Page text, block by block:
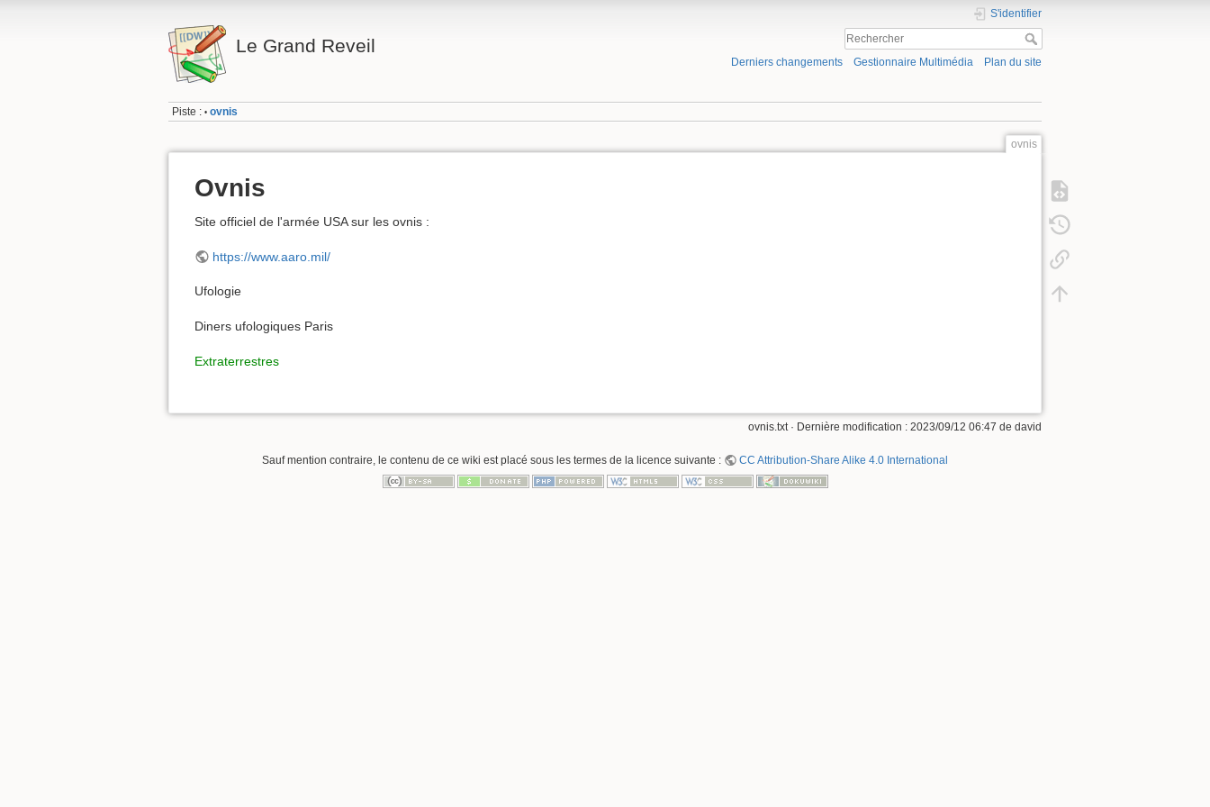
Le Grand Reveil
S'identifier
Derniers changements Gestionnaire Multimédia Plan du site
Piste : • ovnis
ovnis
Ovnis
Site officiel de l'armée USA sur les ovnis :
https://www.aaro.mil/
Ufologie
Diners ufologiques Paris
Extraterrestres
ovnis.txt· Dernière modification : 2023/09/12 06:47 de david
Sauf mention contraire, le contenu de ce wiki est placé sous les termes de la licence suivante : CC Attribution-Share Alike 4.0 International